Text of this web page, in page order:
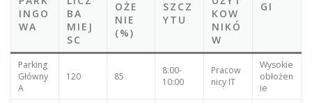
INGO
WA
BA
MIEJ
SC
OŻE
NIE
(%)
SZCZ
YTU
KOW
NIKÓ
W
GI
Parking
Główny
A
120 85
8:00-
10:00
Pracow
nicy IT
Wysokie
obłożen
ie